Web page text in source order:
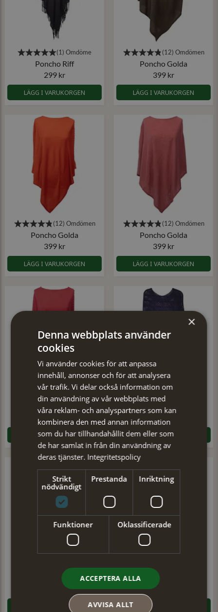
Poncho Riff
299 kr
LÄGG I VARUKORGEN
Poncho Golda
399 kr
LÄGG I VARUKORGEN
Poncho Golda
399 kr
LÄGG I VARUKORGEN
Poncho Golda
399 kr
LÄGG I VARUKORGEN
Poncho Golda
399 kr
LÄGG I VARUKORGEN
Poncho Riff
299 kr
LÄGG I VARUKORGEN
Poncho Golda
399 kr
LÄGG I VARUKORGEN
Poncho Golda
399 kr
LÄGG I VARUKORGEN
×
Denna webbplats använder
cookies
Vi använder cookies för att anpassa
innehåll, annonser och för att analysera
vår trafik. Vi delar också information om
din användning av vår webbplats med
våra reklam- och analyspartners som kan
kombinera den med annan information
som du har tillhandahållit dem eller som
de har samlat in från din användning av
deras tjänster. Integritetspolicy
Strikt
nödvändigt
Prestanda Inriktning
Funktioner Oklassificerade
ACCEPTERA ALLA
AVVISA ALLT